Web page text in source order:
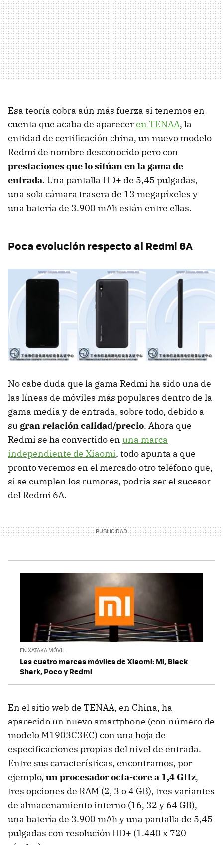
Esa teoría cobra aún más fuerza si tenemos en
cuenta que acaba de apareceren TENAA, la
entidad de certificación china, un nuevo modelo
Redmi de nombre desconocido pero con
prestaciones que lo sitúan en la gama de
entrada. Una pantalla HD+ de 5,45 pulgadas,
una sola cámara trasera de 13 megapíxeles y
una batería de 3.900 mAh están entre ellas.
Poca evolución respecto al Redmi 6A
No cabe duda que la gama Redmi ha sido una de
las líneas de móviles más populares dentro de la
gama media y de entrada, sobre todo, debido a
su gran relación calidad/precio. Ahora que
Redmi se ha convertido en una marca
independiente de Xiaomi, todo apunta a que
pronto veremos en el mercado otro teléfono que,
si se cumplen los rumores, podría ser el sucesor
del Redmi 6A.
EN XATAKA MÓVIL
Las cuatro marcas móviles de Xiaomi: Mi, Black
Shark, Poco y Redmi
En el sitio web de TENAA, en China, ha
aparecido un nuevo smartphone (con número de
modelo M1903C3EC) con una hoja de
especificaciones propias del nivel de entrada.
Entre sus características, encontramos, por
ejemplo, un procesador octa-core a 1,4 GHz,
tres opciones de RAM (2, 3 o 4 GB), tres variantes
de almacenamiento interno (16, 32 y 64 GB),
una batería de 3.900 mAh y una pantalla de 5,45
pulgadas con resolución HD+ (1.440 x 720